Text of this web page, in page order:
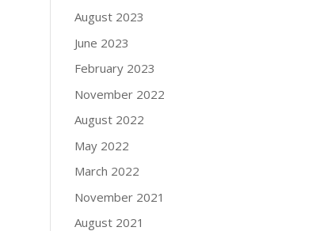
August 2023
June 2023
February 2023
November 2022
August 2022
May 2022
March 2022
November 2021
August 2021